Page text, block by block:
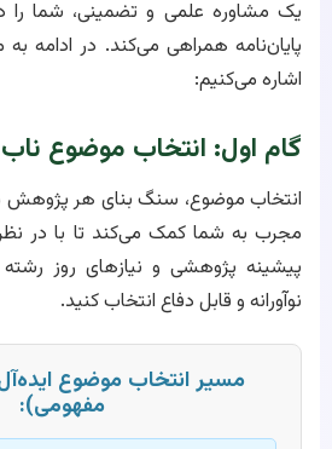
یک مشاوره علمی و تضمینی، شما را
پایان‌نامه همراهی می‌کند. در ادامه به
اشاره می‌کنیم:
گام اول: انتخاب موضوع ناب
انتخاب موضوع، سنگ بنای هر
مجرب به شما کمک می‌کند تا با در
پیشینه پژوهشی و نیازهای روز
نوآورانه و قابل دفاع انتخاب کنید.
مسیر انتخاب موضوع
مفهومی):